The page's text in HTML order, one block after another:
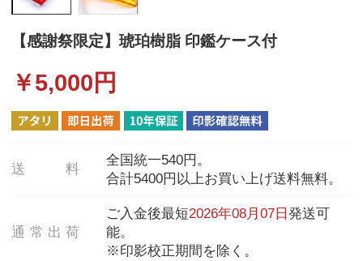
【感謝祭限定】琥珀樹脂 印鑑ケース付
￥5,000 円
送 料
全国統一540円。
合計5400円以上お買い上げ送料無料。
通 常 出 荷
ご入金後最短2026年08月07日発送可
能。
※印影校正期間を除く。